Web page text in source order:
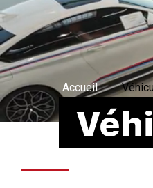
Accueil